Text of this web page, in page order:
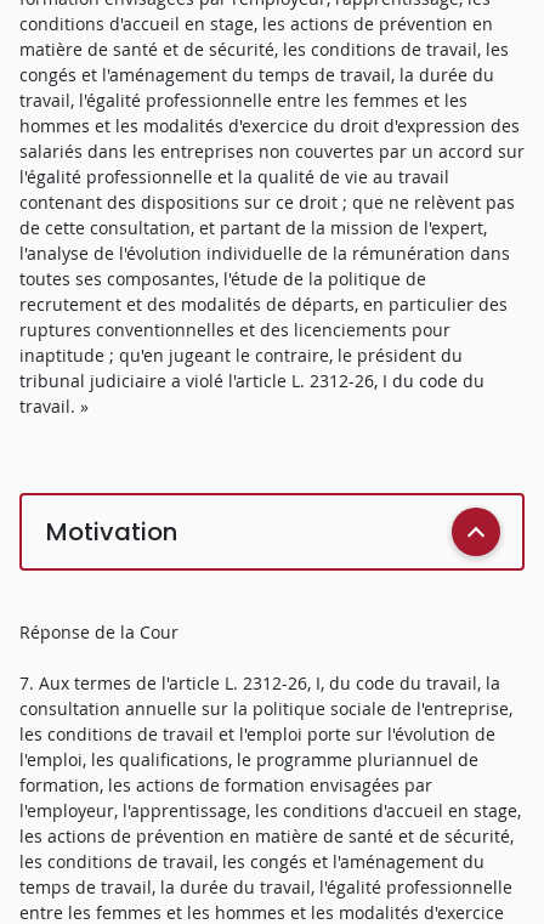
conditions d'accueil en stage, les actions de prévention en
matière de santé et de sécurité, les conditions de travail, les
congés et l'aménagement du temps de travail, la durée du
travail, l'égalité professionnelle entre les femmes et les
hommes et les modalités d'exercice du droit d'expression des
salariés dans les entreprises non couvertes par un accord sur
l'égalité professionnelle et la qualité de vie au travail
contenant des dispositions sur ce droit ; que ne relèvent pas
de cette consultation, et partant de la mission de l'expert,
l'analyse de l'évolution individuelle de la rémunération dans
toutes ses composantes, l'étude de la politique de
recrutement et des modalités de départs, en particulier des
ruptures conventionnelles et des licenciements pour
inaptitude ; qu'en jugeant le contraire, le président du
tribunal judiciaire a violé l'article L. 2312-26, I du code du
travail. »
Motivation
Réponse de la Cour
7. Aux termes de l'article L. 2312-26, I, du code du travail, la
consultation annuelle sur la politique sociale de l'entreprise,
les conditions de travail et l'emploi porte sur l'évolution de
l'emploi, les qualifications, le programme pluriannuel de
formation, les actions de formation envisagées par
l'employeur, l'apprentissage, les conditions d'accueil en stage,
les actions de prévention en matière de santé et de sécurité,
les conditions de travail, les congés et l'aménagement du
temps de travail, la durée du travail, l'égalité professionnelle
entre les femmes et les hommes et les modalités d'exercice